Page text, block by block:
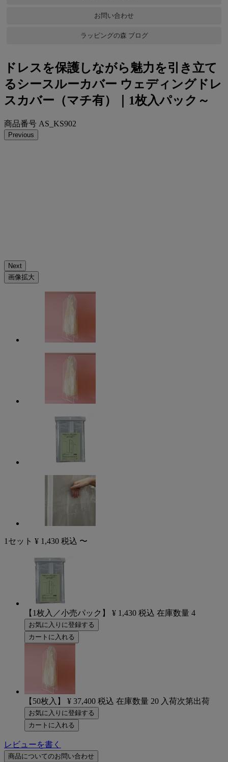
お問い合わせ
ラッピングの森 ブログ
ドレスを保護しながら魅力を引き立て
るシースルーカバー ウェディングドレ
スカバー（マチ有）｜1枚入パック～
商品番号 AS_KS902
Previous
Next
画像拡大
1セット ¥ 1,430 税込 〜
【1枚入／小売パック】 ¥ 1,430 税込 在庫数量 4
お気に入りに登録する
カートに入れる
【50枚入】 ¥ 37,400 税込 在庫数量 20 入荷次第出荷
お気に入りに登録する
カートに入れる
レビューを書く
商品についてのお問い合わせ